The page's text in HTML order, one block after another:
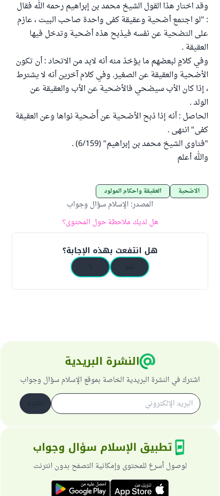
وقد اختار هذا القول الشيخ محمد بن إبراهيم رحمه الله فقال
: "لو اجتمع أضحية وعقيقة كفى واحدة صاحب البيت ، عازم
على التضحية عن نفسه فيذبح هذه أضحية وتدخل فيها
العقيقة .
وفي كلامٍ لبعضهم ما يؤخذ منه أنه لابد من الاتحاد : أن تكون
الأضحية والعقيقة عن الصغير. وفي كلام آخرين أنه لا يشترط
، إذا كان الأب سيضحي فالأضحية عن الأب والعقيقة عن
الولد .
الحاصل : أنه إذا ذبح الأضحية عن أُضحية نواها وعن العقيقة
كفى" انتهى .
"فتاوى الشيخ محمد بن إبراهيم" (6/159) .
والله أعلم
الأضحية العقيقة وأحكام المولود
المصدر: الإسلام سؤال وجواب
هل لديك ملاحظة حول المحتوى؟
هل انتفعت بهذه الإجابة؟
النشرة البريدية
اشترك في النشرة البريدية الخاصة بموقع الإسلام سؤال وجواب
تطبيق الإسلام سؤال وجواب
لوصول أسرع للمحتوى وإمكانية التصفح بدون انترنت